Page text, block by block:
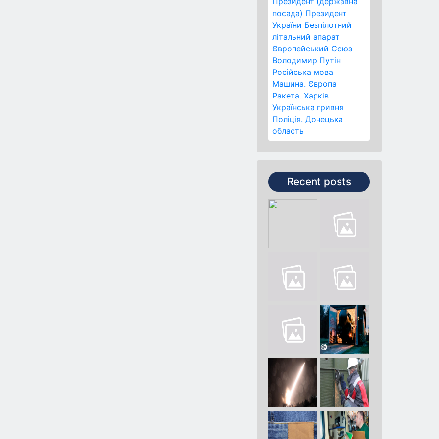
посада) Президент
України Безпілотний
літальний апарат
Європейський Союз
Володимир Путін
Російська мова
Машина. Європа
Ракета. Харків
Українська гривня
Поліція. Донецька
область
Recent posts